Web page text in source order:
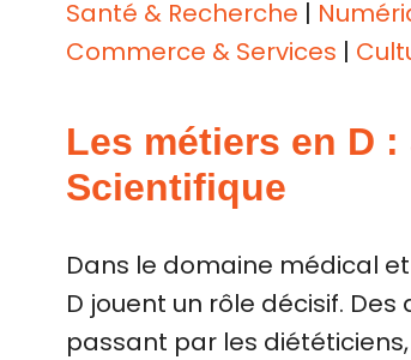
Santé & Recherche |
Commerce & Services |
Les métiers en D
Scientifique
Dans le domaine médical
D jouent un rôle décisif.
passant par les